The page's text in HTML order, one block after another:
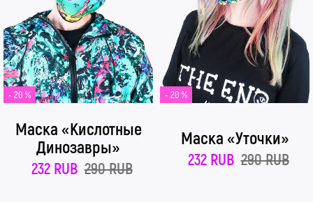
- 20 %
Маска «Кислотные
Динозавры»
232 RUB 290 RUB
- 20 %
Маска «Уточки»
232 RUB 290 RUB